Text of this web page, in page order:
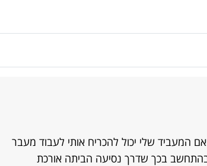
בשבועה . האם המעביד שלי יכול להכריח אותי לעבוד מעבר
רצוני, בהתחשב בכך שדרך נסיעה הביתה אורכת